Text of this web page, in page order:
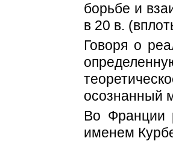
борьбе и
в 20 в.
Говоря о
осознанный
Во Франции
именем